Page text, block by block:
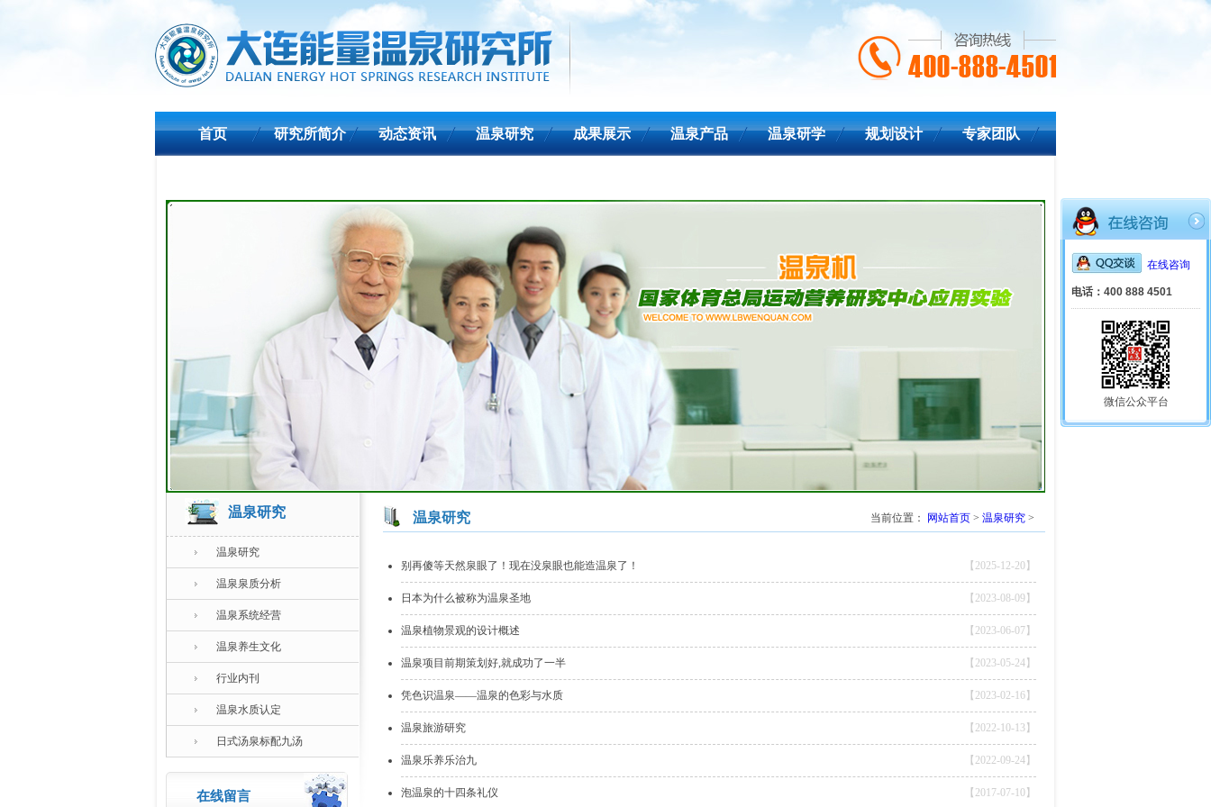
首页 研究所简介 动态资讯 温泉研究 成果展示 温泉产品 温泉研学 规划设计 专家团队
温泉研究
温泉研究
温泉泉质分析
温泉系统经营
温泉养生文化
行业内刊
温泉水质认定
日式汤泉标配九汤
在线留言
温泉研究 当前位置： 网站首页 > 温泉研究 >
【2025-12-20】
别再傻等天然泉眼了！现在没泉眼也能造温泉了！
【2023-08-09】
日本为什么被称为温泉圣地
【2023-06-07】
温泉植物景观的设计概述
【2023-05-24】
温泉项目前期策划好,就成功了一半
【2023-02-16】
凭色识温泉——温泉的色彩与水质
【2022-10-13】
温泉旅游研究
【2022-09-24】
温泉乐养乐治九
【2017-07-10】
泡温泉的十四条礼仪
在线咨询
电话：400 888 4501
微信公众平台